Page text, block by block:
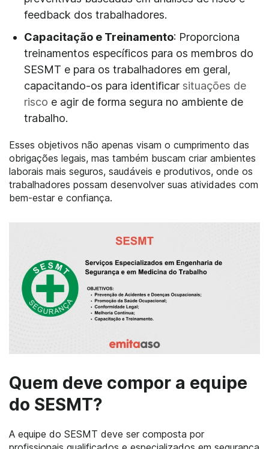
feedback dos trabalhadores.
Capacitação e Treinamento: Proporciona
treinamentos específicos para os membros do
SESMT e para os trabalhadores em geral,
capacitando-os para identificar situações de
risco e agir de forma segura no ambiente de
trabalho.
Esses objetivos não apenas visam o cumprimento das
obrigações legais, mas também buscam criar ambientes
laborais mais seguros, saudáveis e produtivos, onde os
trabalhadores possam desenvolver suas atividades com
bem-estar e confiança.
Quem deve compor a equipe
do SESMT?
A equipe do SESMT deve ser composta por